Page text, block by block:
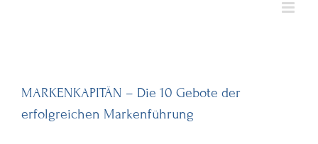
MARKENKAPITÄN – Die 10 Gebote der
erfolgreichen Markenführung